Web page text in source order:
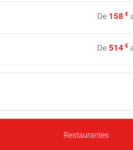
De 158 €
De 514 €
Restaurantes